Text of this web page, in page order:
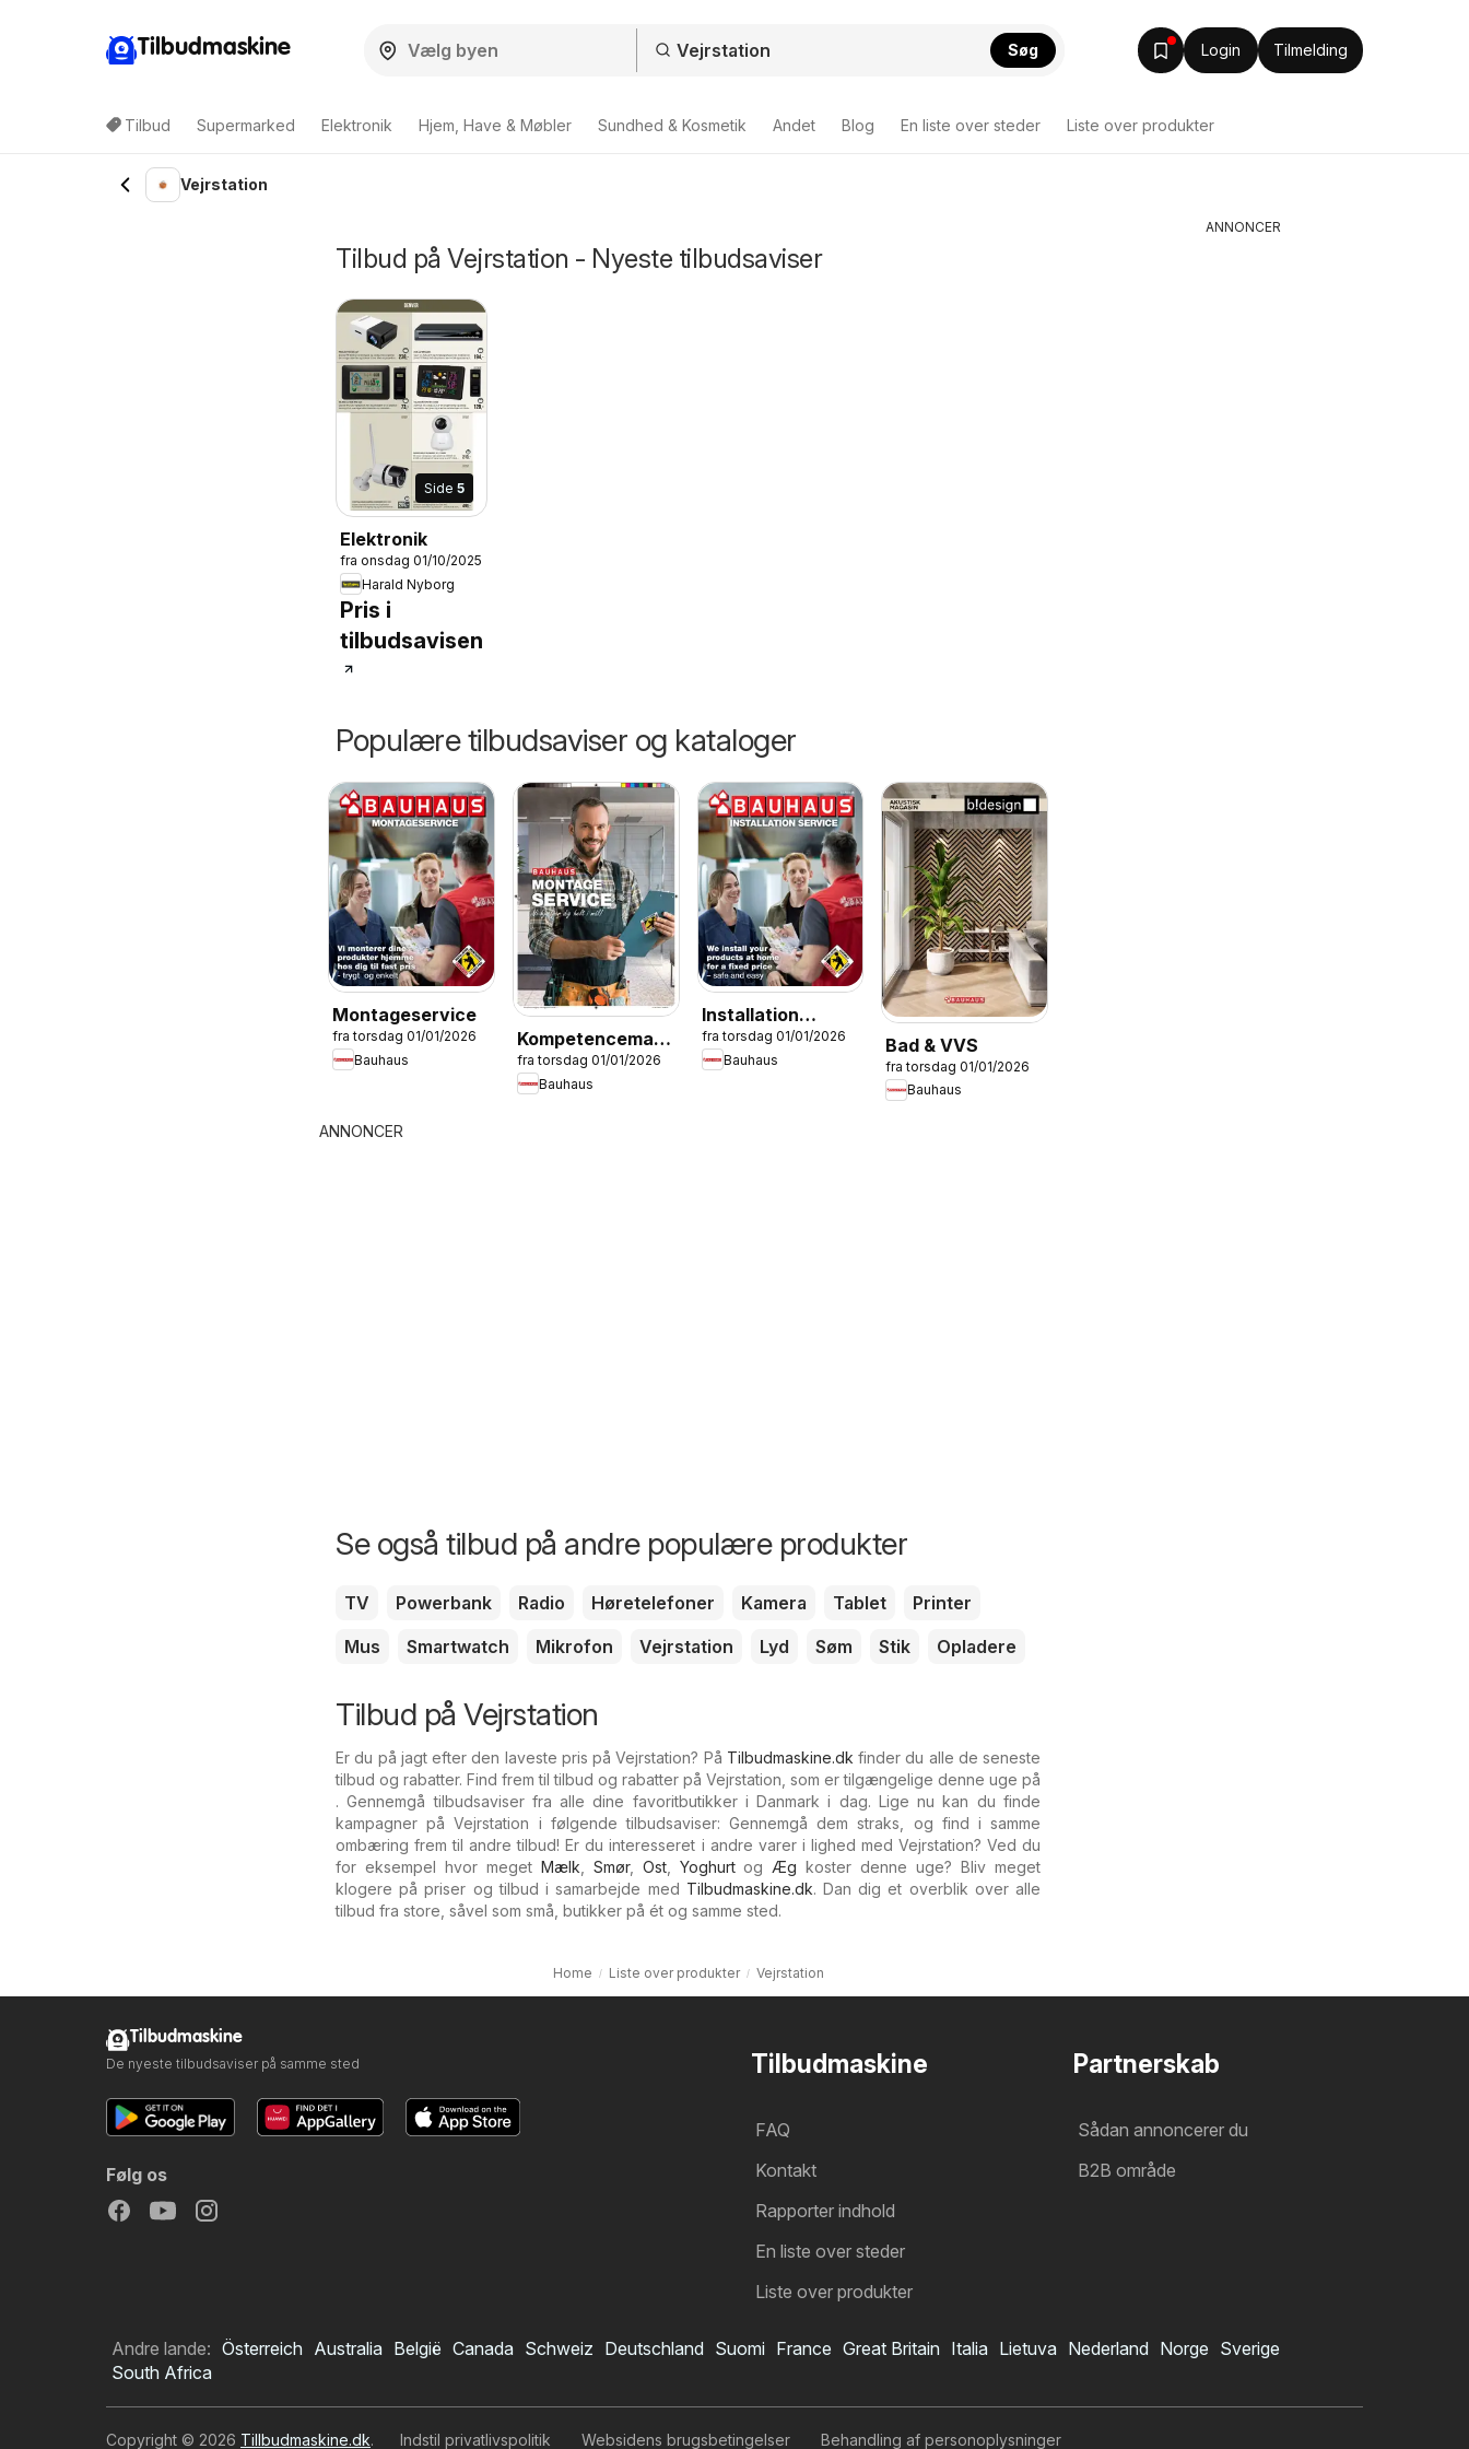
Tilbudmaskine Søg Login Tilmelding
Tilbud Supermarked Elektronik Hjem, Have & Møbler Sundhed & Kosmetik Andet Blog En liste over steder Liste over produkter
Vejrstation
Tilbud på Vejrstation - Nyeste tilbudsaviser
Side 5
Elektronik
fra onsdag 01/10/2025
Harald Nyborg
Pris i
tilbudsavisen
Populære tilbudsaviser og kataloger
Montageservice
fra torsdag 01/01/2026
Bauhaus
Kompetencemagasin
Montageservice
fra torsdag 01/01/2026
Bauhaus
Installation
Service -
ENGLISH
fra torsdag 01/01/2026
Bauhaus
Bad & VVS
fra torsdag 01/01/2026
Bauhaus
ANNONCER
Se også tilbud på andre populære produkter
TV Powerbank Radio Høretelefoner Kamera Tablet
Printer
Mus
Smartwatch Mikrofon Vejrstation Lyd Søm Stik Opladere
Tilbud på Vejrstation
Er du på jagt efter den laveste pris på Vejrstation? På Tilbudmaskine.dk finder du alle de seneste
tilbud og rabatter. Find frem til tilbud og rabatter på Vejrstation, som er tilgængelige denne uge på
. Gennemgå tilbudsaviser fra alle dine favoritbutikker i Danmark i dag. Lige nu kan du finde
kampagner på Vejrstation i følgende tilbudsaviser: Gennemgå dem straks, og find i samme
ombæring frem til andre tilbud! Er du interesseret i andre varer i lighed med Vejrstation? Ved du
for eksempel hvor meget Mælk Smør, Ost, Yoghurtog Æg koster denne uge? Bliv meget
klogere på priser og tilbud i samarbejde med Tilbudmaskine.dk. Dan dig et overblik over alle
tilbud fra store, såvel som små, butikker på ét og samme sted.
Home Liste over produkter Vejrstation
ANNONCER
Tilbudmaskine
FAQ
Kontakt
Rapporter indhold
En liste over steder
Liste over produkter
Partnerskab
Sådan annoncerer du
B2B område
Tilbudmaskine
De nyeste tilbudsaviser på samme sted
Følg os
Andre lande: Österreich Australia België Canada Schweiz Deutschland Suomi France Great Britain Italia Lietuva Nederland Norge Sverige
South Africa
Copyright © 2026 Tillbudmaskine.dk. Indstil privatlivspolitik Websidens brugsbetingelser Behandling af personoplysninger